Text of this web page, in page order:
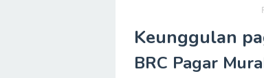
Keunggulan
BRC Pagar